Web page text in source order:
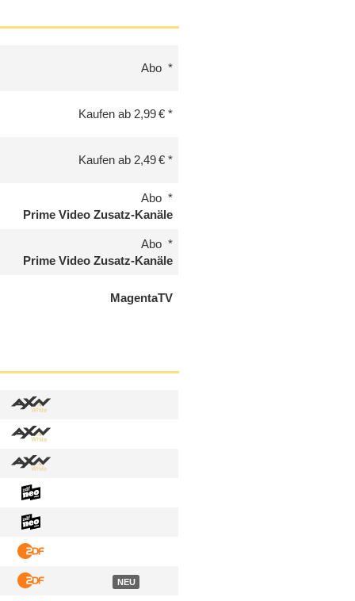
Abo
Kaufen ab 2,99 €
Kaufen ab 2,49 €
Abo
Prime Video Zusatz-Kanäle
Abo
Prime Video Zusatz-Kanäle
MagentaTV
NEU